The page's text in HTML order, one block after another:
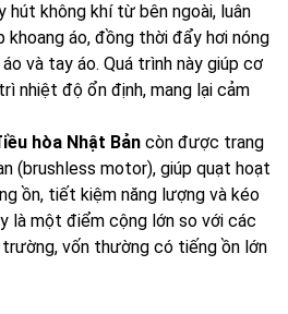
hút không khí từ bên ngoài, luân
khoang áo, đồng thời đẩy hơi nóng
và tay áo. Quá trình này giúp cơ
nhiệt độ ổn định, mang lại cảm
hòa Nhật Bản còn được trang
(brushless motor), giúp quạt hoạt
ồn, tiết kiệm năng lượng và kéo
là một điểm cộng lớn so với các
vốn thường có tiếng ồn lớn